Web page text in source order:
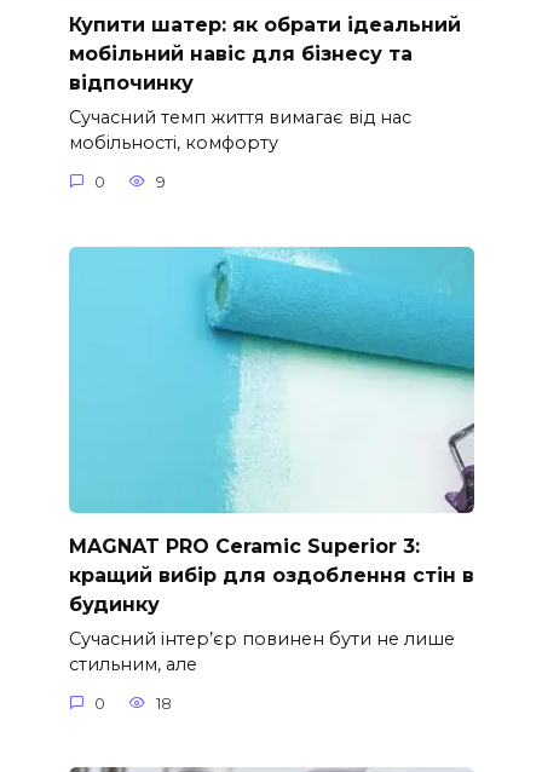
Купити шатер: як обрати ідеальний
мобільний навіс для бізнесу та
відпочинку
Сучасний темп життя вимагає від нас
мобільності, комфорту
0 9
MAGNAT PRO Ceramic Superior 3:
кращий вибір для оздоблення стін в
будинку
Сучасний інтер’єр повинен бути не лише
стильним, але
0 18